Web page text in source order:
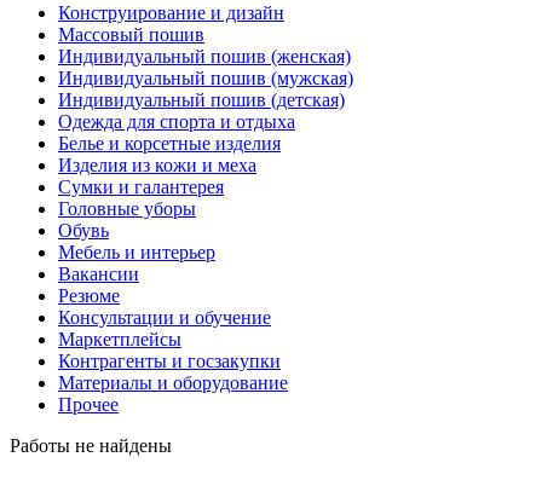
Конструирование и дизайн
Массовый пошив
Индивидуальный пошив (женская)
Индивидуальный пошив (мужская)
Индивидуальный пошив (детская)
Одежда для спорта и отдыха
Белье и корсетные изделия
Изделия из кожи и меха
Сумки и галантерея
Головные уборы
Обувь
Мебель и интерьер
Вакансии
Резюме
Консультации и обучение
Маркетплейсы
Контрагенты и госзакупки
Материалы и оборудование
Прочее
Работы не найдены